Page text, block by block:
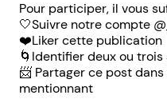
Pour participer, il vous
🤍Suivre notre compte
❤️Liker cette publication
🌀Identifier deux ou trois
📨 Partager ce post
mentionnant